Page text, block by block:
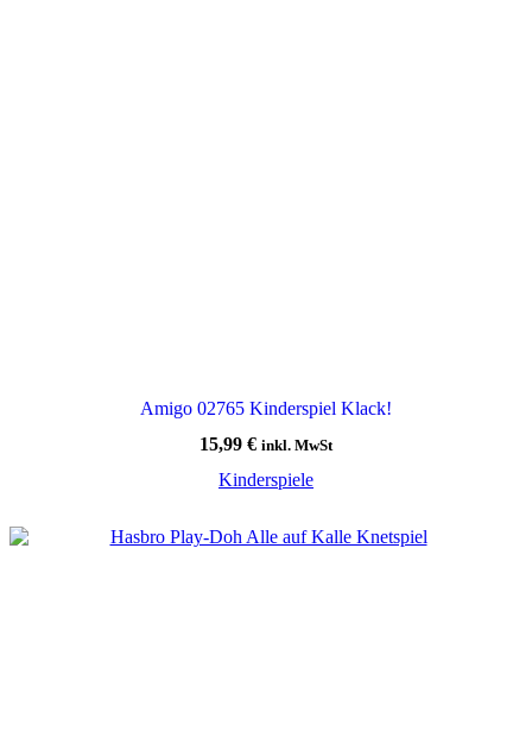
Amigo 02765 Kinderspiel Klack!
15,99 € inkl. MwSt
Kinderspiele